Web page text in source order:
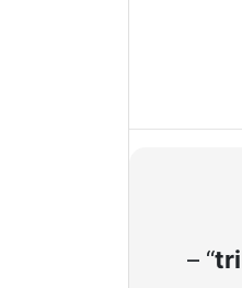
– “